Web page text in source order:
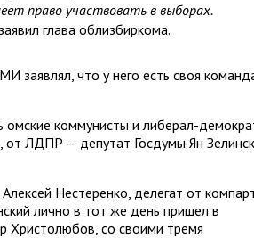
право участвовать в выборах.
глава облизбиркома.
заявлял, что у него есть своя
омские коммунисты и либерал-
ЛДПР — депутат Госдумы Ян
Нестеренко, делегат от
лично в тот же день пришел в
Христолюбов, со своими тремя